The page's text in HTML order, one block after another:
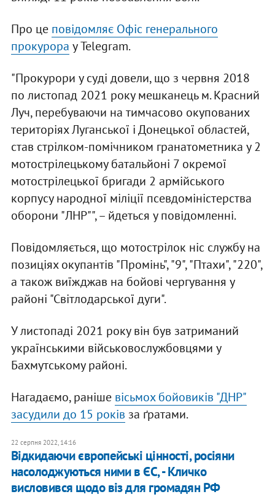
Про це повідомляє Офіс генерального
прокурора у Telegram.
"Прокурори у суді довели, що з червня 2018
по листопад 2021 року мешканець м. Красний
Луч, перебуваючи на тимчасово окупованих
територіях Луганської і Донецької областей,
став стрілком-помічником гранатометника у 2
мотострілецькому батальйоні 7 окремої
мотострілецької бригади 2 армійського
корпусу народної міліції псевдоміністерства
оборони "ЛНР"", – йдеться у повідомленні.
Повідомляється, що мотострілок ніс службу на
позиціях окупантів "Промінь", "9", "Птахи", "220",
а також виїжджав на бойові чергування у
районі "Світлодарської дуги".
У листопаді 2021 року він був затриманий
українськими військовослужбовцями у
Бахмутському районі.
Нагадаємо, раніше вісьмох бойовиків "ДНР"
засудили до 15 років за ґратами.
22 серпня 2022, 14:16
Відкидаючи європейські цінності, росіяни
насолоджуються ними в ЄС, - Кличко
висловився щодо віз для громадян РФ